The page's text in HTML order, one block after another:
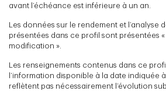
avant l’échéance est inférieure à un an.
Les données sur le rendement et l’analyse
présentées dans ce profil sont présentées
modification ».
Les renseignements contenus dans ce
l’information disponible à la date indiquée
reflètent pas nécessairement l’évolution